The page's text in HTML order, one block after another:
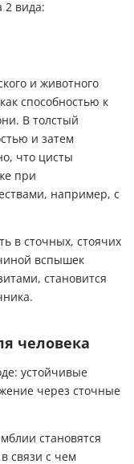
2 вида:
и животного
способностью к
В толстый
и затем
что цисты
при
например, с
в сточных, стоячих
вспышек
становится
человека
становятся
связи с чем